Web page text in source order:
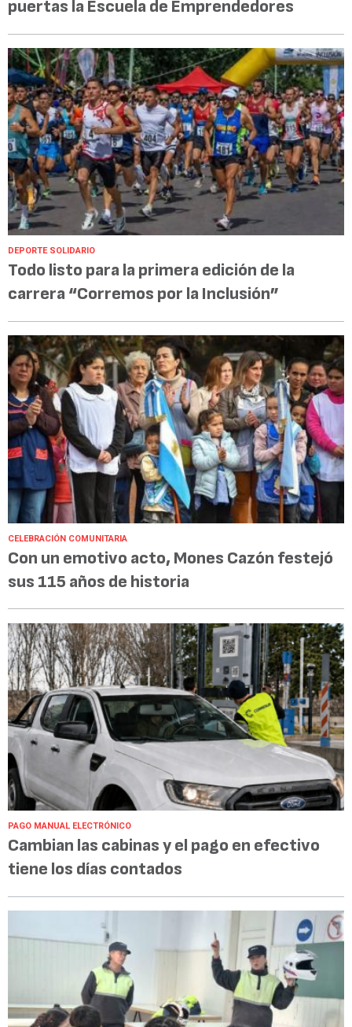
puertas la Escuela de Emprendedores
DEPORTE SOLIDARIO
Todo listo para la primera edición de la
carrera “Corremos por la Inclusión”
CELEBRACIÓN COMUNITARIA
Con un emotivo acto, Mones Cazón festejó
sus 115 años de historia
PAGO MANUAL ELECTRÓNICO
Cambian las cabinas y el pago en efectivo
tiene los días contados